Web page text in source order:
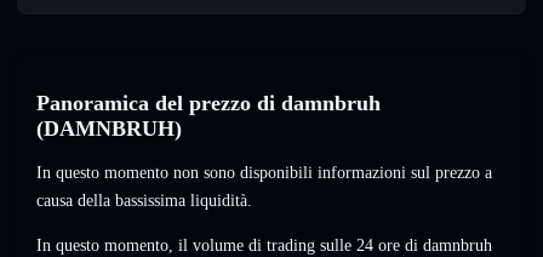
Panoramica del prezzo di damnbruh
(DAMNBRUH)
In questo momento non sono disponibili informazioni sul prezzo a
causa della bassissima liquidità.
In questo momento, il volume di trading sulle 24 ore di damnbruh